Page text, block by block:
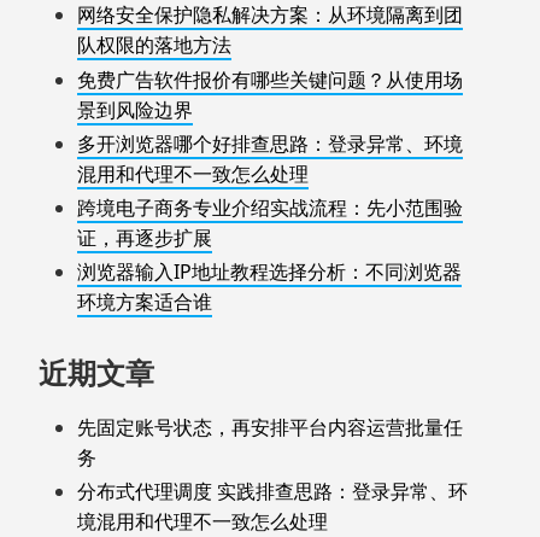
网络安全保护隐私解决方案：从环境隔离到团
队权限的落地方法
免费广告软件报价有哪些关键问题？从使用场
景到风险边界
多开浏览器哪个好排查思路：登录异常、环境
混用和代理不一致怎么处理
跨境电子商务专业介绍实战流程：先小范围验
证，再逐步扩展
浏览器输入IP地址教程选择分析：不同浏览器
环境方案适合谁
近期文章
先固定账号状态，再安排平台内容运营批量任
务
分布式代理调度 实践排查思路：登录异常、环
境混用和代理不一致怎么处理